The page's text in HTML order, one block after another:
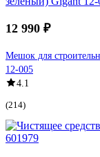
12 990 ₽
Мешок для
12-005
4.1
(214)